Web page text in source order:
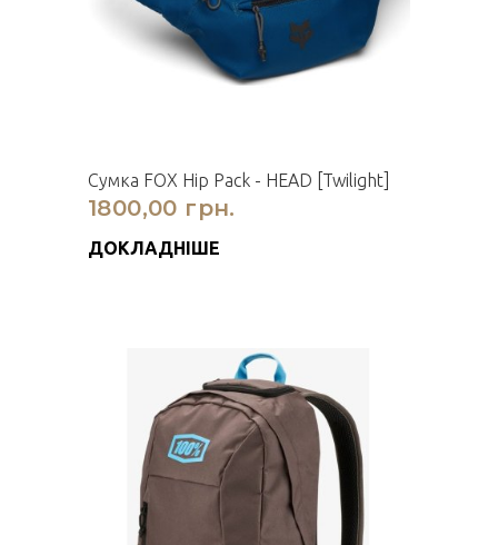
Сумка FOX Hip Pack - HEAD [Twilight]
1800,00 грн.
ДОКЛАДНІШЕ